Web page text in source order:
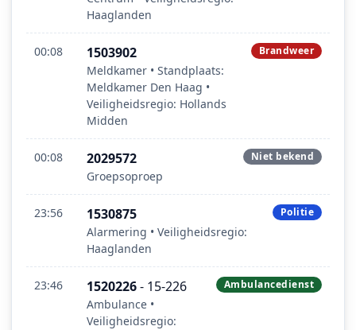
Haaglanden
00:08 1503902
Meldkamer • Standplaats:
Meldkamer Den Haag •
Veiligheidsregio: Hollands
Midden
Brandweer
00:08 2029572
Groepsoproep
Niet bekend
23:56 1530875
Alarmering • Veiligheidsregio:
Haaglanden
Politie
23:46 1520226- 15-226
Ambulance •
Veiligheidsregio:
Ambulancedienst